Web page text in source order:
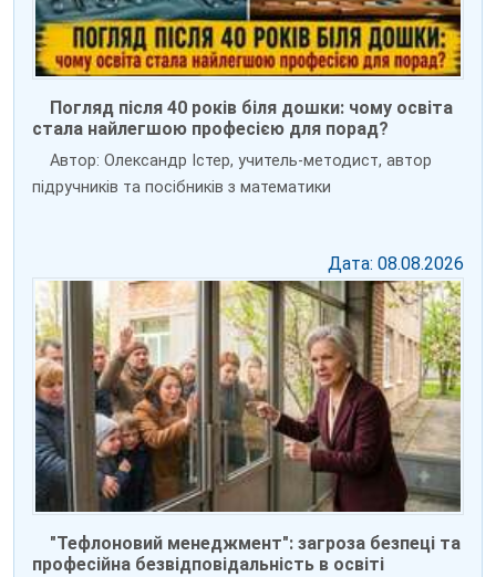
Погляд після 40 років біля дошки: чому освіта
стала найлегшою професією для порад?
Автор: Олександр Істер, учитель-методист, автор
підручників та посібників з математики
Дата: 08.08.2026
"Тефлоновий менеджмент": загроза безпеці та
професійна безвідповідальність в освіті